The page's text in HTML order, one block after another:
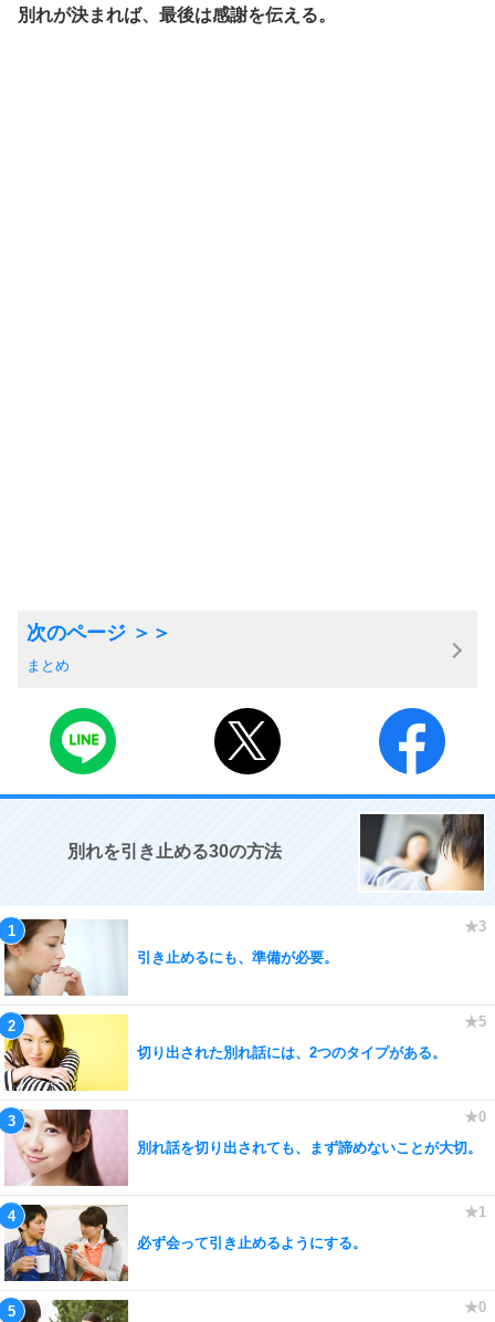
別れが決まれば、最後は感謝を伝える。
まとめ
別れを引き止める30の方法
引き止めるにも、準備が必要。
切り出された別れ話には、2つのタイプがある。
別れ話を切り出されても、まず諦めないことが大切。
必ず会って引き止めるようにする。